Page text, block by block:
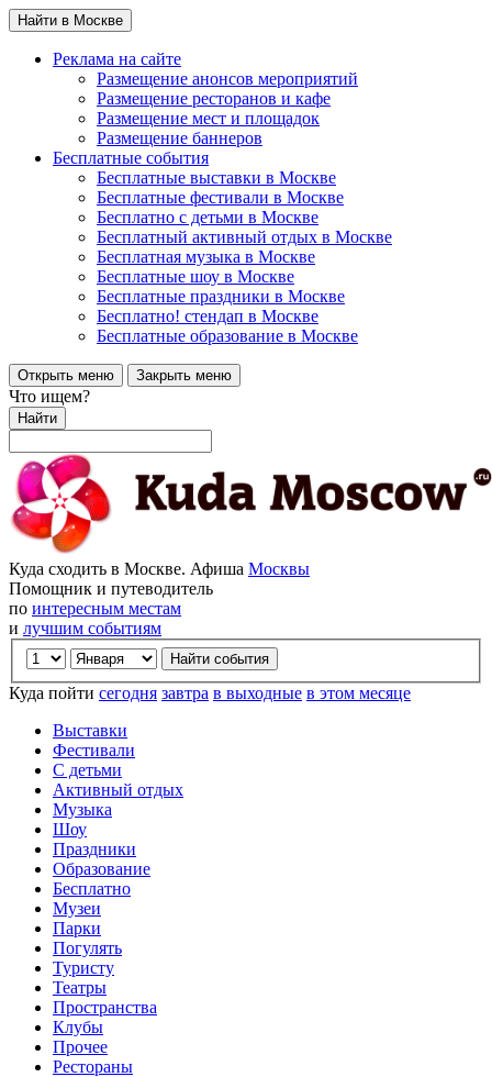
Найти в Москве
Реклама на сайте
Размещение анонсов мероприятий
Размещение ресторанов и кафе
Размещение мест и площадок
Размещение баннеров
Бесплатные события
Бесплатные выставки в Москве
Бесплатные фестивали в Москве
Бесплатно с детьми в Москве
Бесплатный активный отдых в Москве
Бесплатная музыка в Москве
Бесплатные шоу в Москве
Бесплатные праздники в Москве
Бесплатно! стендап в Москве
Бесплатные образование в Москве
Открыть меню Закрыть меню
Что ищем?
Найти
Куда сходить в Москве. Афиша Москвы
Помощник и путеводитель
по интересным местам
и лучшим событиям
Куда пойти сегодня завтра в выходные в этом месяце
Выставки
Фестивали
С детьми
Активный отдых
Музыка
Шоу
Праздники
Образование
Бесплатно
Музеи
Парки
Погулять
Туристу
Театры
Пространства
Клубы
Прочее
Рестораны